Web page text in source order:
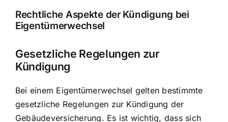
Rechtliche Aspekte der Kündigung bei
Eigentümerwechsel
Gesetzliche Regelungen zur
Kündigung
Bei einem Eigentümerwechsel gelten bestimmte
gesetzliche Regelungen zur Kündigung der
Gebäudeversicherung. Es ist wichtig, dass sich